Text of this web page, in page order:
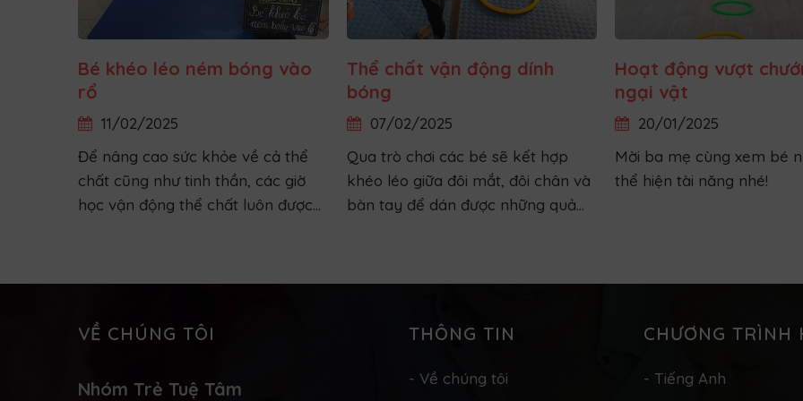
Bé khéo léo ném bóng vào
rổ
11/02/2025
Để nâng cao sức khỏe về cả thể
chất cũng như tinh thần, các giờ
học vận động thể chất luôn được
Thể chất vận động dính
bóng
07/02/2025
Qua trò chơi các bé sẽ kết hợp
khéo léo giữa đôi mắt, đôi chân và
bàn tay để dán được những quả
Hoạt động vượt
ngại vật
20/01/2025
Mời ba mẹ cùng xem bé
thể hiện tài năng nhé!
VỀ CHÚNG TÔI
Nhóm Trẻ Tuệ Tâm
THÔNG TIN
- Về chúng tôi
CHƯƠNG TRÌNH
- Tiếng Anh